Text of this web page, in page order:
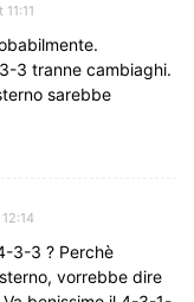
3 tranne cambiaghi.
sarebbe
3-3 ? Perchè
vorrebbe dire